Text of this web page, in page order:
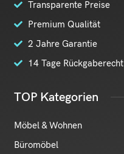
Transparente Preise
Premium Qualität
2 Jahre Garantie
14 Tage Rückgaberecht
TOP Kategorien
Möbel & Wohnen
Büromöbel